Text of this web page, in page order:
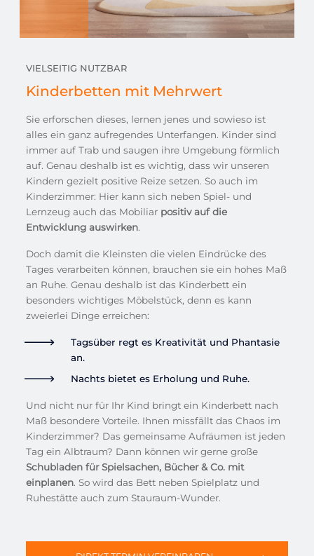
VIELSEITIG NUTZBAR
Kinderbetten mit Mehrwert
Sie erforschen dieses, lernen jenes und sowieso ist
alles ein ganz aufregendes Unterfangen. Kinder sind
immer auf Trab und saugen ihre Umgebung förmlich
auf. Genau deshalb ist es wichtig, dass wir unseren
Kindern gezielt positive Reize setzen. So auch im
Kinderzimmer: Hier kann sich neben Spiel- und
Lernzeug auch das Mobiliar positiv auf die
Entwicklung auswirken.
Doch damit die Kleinsten die vielen Eindrücke des
Tages verarbeiten können, brauchen sie ein hohes Maß
an Ruhe. Genau deshalb ist das Kinderbett ein
besonders wichtiges Möbelstück, denn es kann
zweierlei Dinge erreichen:
Tagsüber regt es Kreativität und Phantasie
an.
Nachts bietet es Erholung und Ruhe.
Und nicht nur für Ihr Kind bringt ein Kinderbett nach
Maß besondere Vorteile. Ihnen missfällt das Chaos im
Kinderzimmer? Das gemeinsame Aufräumen ist jeden
Tag ein Albtraum? Dann können wir gerne große
Schubladen für Spielsachen, Bücher & Co. mit
einplanen. So wird das Bett neben Spielplatz und
Ruhestätte auch zum Stauraum-Wunder.